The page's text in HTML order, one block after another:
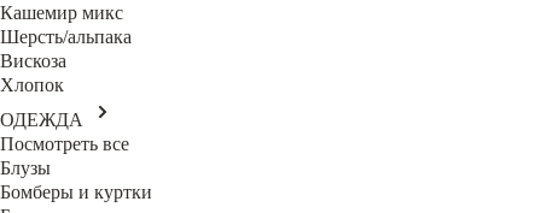
Кашемир микс
Шерсть/альпака
Вискоза
Хлопок
ОДЕЖДА
Посмотреть все
Блузы
Бомберы и куртки